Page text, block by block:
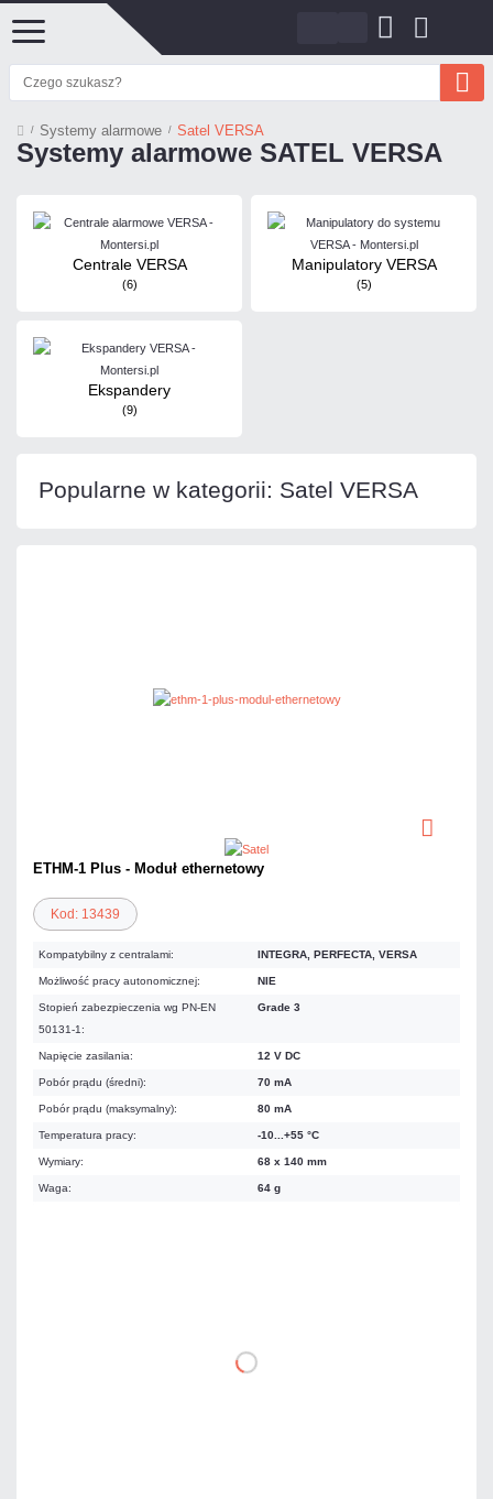
Systemy alarmowe Satel VERSA
Systemy alarmowe SATEL VERSA
Centrale VERSA
(6)
Manipulatory VERSA
(5)
Ekspandery
(9)
Popularne w kategorii: Satel VERSA
ETHM-1 Plus - Moduł ethernetowy
Kod: 13439
Kompatybilny z centralami: INTEGRA, PERFECTA, VERSA
Możliwość pracy autonomicznej: NIE
Stopień zabezpieczenia wg PN-EN
50131-1:
Grade 3
Napięcie zasilania: 12 V DC
Pobór prądu (średni): 70 mA
Pobór prądu (maksymalny): 80 mA
Temperatura pracy: -10...+55 °C
Wymiary: 68 x 140 mm
Waga: 64 g
DO KOSZYKA